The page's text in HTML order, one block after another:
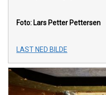
Foto: Lars Petter Pettersen
LAST NED BILDE